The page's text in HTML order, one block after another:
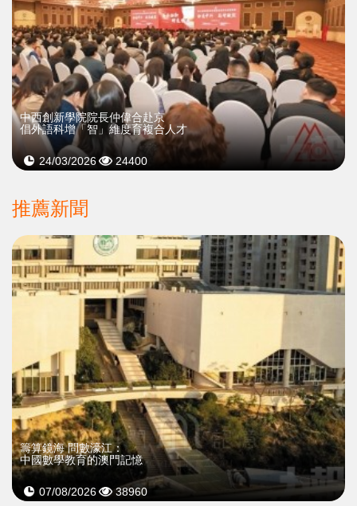
中西創新學院院長仲偉合赴京
倡外語科增「智」維度育複合人才
24/03/2026 24400
推薦新聞
籌算鏡海 問數濠江：
中國數學教育的澳門記憶
07/08/2026 38960